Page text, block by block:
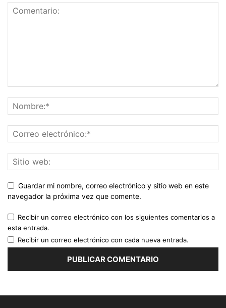
Guardar mi nombre, correo electrónico y sitio web en este
navegador la próxima vez que comente.
Recibir un correo electrónico con los siguientes comentarios a
esta entrada.
Recibir un correo electrónico con cada nueva entrada.